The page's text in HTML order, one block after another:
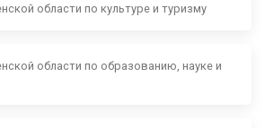
области по культуре и туризму
области по образованию, науке и